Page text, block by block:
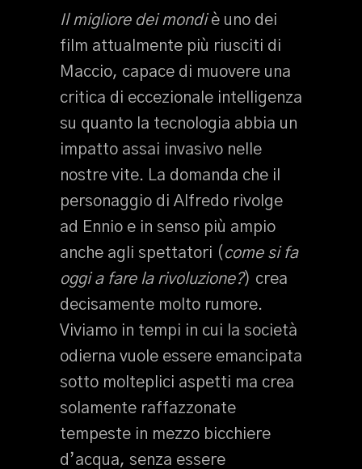
Il migliore dei mondi è uno dei
film attualmente più riusciti di
Maccio, capace di muovere una
critica di eccezionale intelligenza
su quanto la tecnologia abbia un
impatto assai invasivo nelle
nostre vite. La domanda che il
personaggio di Alfredo rivolge
ad Ennio e in senso più ampio
anche agli spettatori ( come si fa
oggi a fare la rivoluzione?) crea
decisamente molto rumore.
Viviamo in tempi in cui la società
odierna vuole essere emancipata
sotto molteplici aspetti ma crea
solamente raffazzonate
tempeste in mezzo bicchiere
d’acqua, senza essere